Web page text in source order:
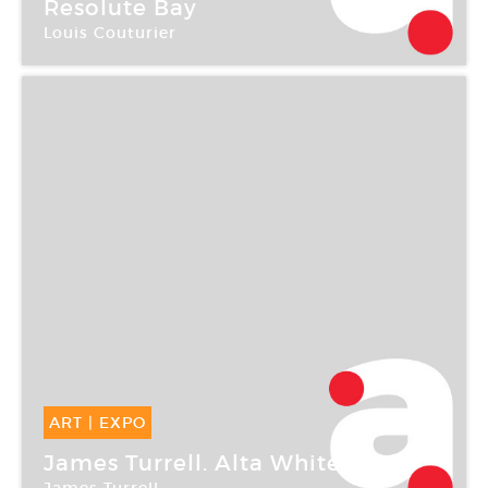
Resolute Bay
Louis Couturier
ART | EXPO
08 Mar -25 Sep 2006
James Turrell. Alta White